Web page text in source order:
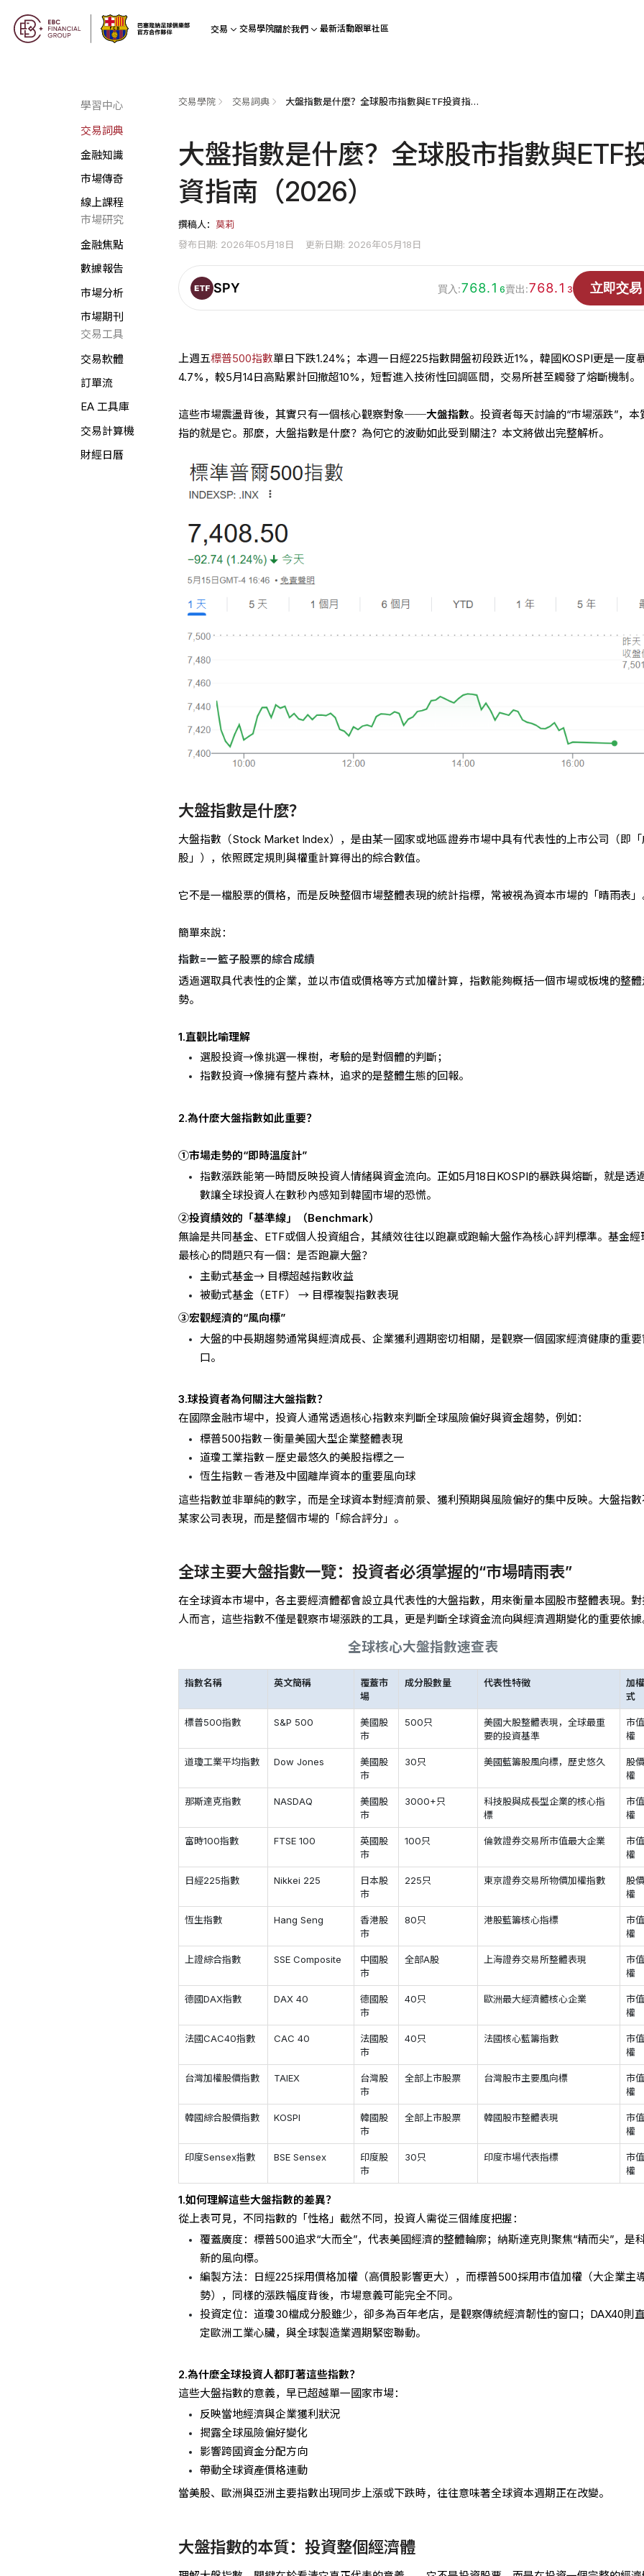
交易 交易學院關於我們 最新活動跟單社區
學習中心
交易詞典
金融知識
市場傳奇
線上課程
市場研究
金融焦點
數據報告
市場分析
市場期刊
交易工具
交易軟體
訂單流
EA 工具庫
交易計算機
財經日曆
交易學院 交易詞典 大盤指數是什麼？全球股市指數與ETF投資指南（2026）
大盤指數是什麼？全球股市指數與ETF
資指南（2026）
撰稿人：莫莉
發布日期: 2026年05月18日
更新日期: 2026年05月18日
SPY 買入:768.1 6賣出:768.1 3 立即交易
上週五標普500指數單日下跌1.24%；本週一日經225指數開盤初段跌近1%，韓國KOSPI更是一度
4.7%，較5月14日高點累計回撤超10%，短暫進入技術性回調區間，交易所甚至觸發了熔斷機制。
這些市場震盪背後，其實只有一個核心觀察對象──大盤指數。投資者每天討論的“市場漲跌”，本
指的就是它。那麼，大盤指數是什麼？為何它的波動如此受到關注？本文將做出完整解析。
大盤指數是什麼？
大盤指數（Stock Market Index），是由某一國家或地區證券市場中具有代表性的上市公司（即
股」），依照既定規則與權重計算得出的綜合數值。
它不是一檔股票的價格，而是反映整個市場整體表現的統計指標，常被視為資本市場的「晴雨表」
簡單來說：
指數=一籃子股票的綜合成績
透過選取具代表性的企業，並以市值或價格等方式加權計算，指數能夠概括一個市場或板塊的整體
勢。
1.直觀比喻理解
選股投資→像挑選一棵樹，考驗的是對個體的判斷；
指數投資→像擁有整片森林，追求的是整體生態的回報。
2.為什麼大盤指數如此重要？
①市場走勢的“即時溫度計”
指數漲跌能第一時間反映投資人情緒與資金流向。正如5月18日KOSPI的暴跌與熔斷，就是透
數讓全球投資人在數秒內感知到韓國市場的恐慌。
②投資績效的「基準線」（Benchmark）
無論是共同基金、ETF或個人投資組合，其績效往往以跑贏或跑輸大盤作為核心評判標準。基金經
最核心的問題只有一個：是否跑贏大盤？
主動式基金→ 目標超越指數收益
被動式基金（ETF） → 目標複製指數表現
③宏觀經濟的“風向標”
大盤的中長期趨勢通常與經濟成長、企業獲利週期密切相關，是觀察一個國家經濟健康的重要
口。
3.球投資者為何關注大盤指數？
在國際金融市場中，投資人通常透過核心指數來判斷全球風險偏好與資金趨勢，例如：
標普500指數－衡量美國大型企業整體表現
道瓊工業指數－歷史最悠久的美股指標之一
恆生指數－香港及中國離岸資本的重要風向球
這些指數並非單純的數字，而是全球資本對經濟前景、獲利預期與風險偏好的集中反映。大盤指數
某家公司表現，而是整個市場的「綜合評分」。
全球主要大盤指數一覽：投資者必須掌握的“市場晴雨表”
在全球資本市場中，各主要經濟體都會設立具代表性的大盤指數，用來衡量本國股市整體表現。
人而言，這些指數不僅是觀察市場漲跌的工具，更是判斷全球資金流向與經濟週期變化的重要依據
全球核心大盤指數速查表
指數名稱 英文簡稱
覆蓋市
場
成分股數量 代表性特徵
加
式
標普500指數 S&P 500
美國股
市
500只
美國大股整體表現，全球最重
要的投資基準
市
權
道瓊工業平均指數 Dow Jones
美國股
市
30只 美國藍籌股風向標，歷史悠久
股
權
那斯達克指數 NASDAQ
美國股
市
3000+只
科技股與成長型企業的核心指
標
市
權
富時100指數 FTSE 100
英國股
市
100只 倫敦證券交易所市值最大企業
市
權
日經225指數 Nikkei 225
日本股
市
225只 東京證券交易所物價加權指數
股
權
恆生指數 Hang Seng
香港股
市
80只 港股藍籌核心指標
市
權
上證綜合指數 SSE Composite
中國股
市
全部A股 上海證券交易所整體表現
市
權
德國DAX指數 DAX 40
德國股
市
40只 歐洲最大經濟體核心企業
市
權
法國CAC40指數 CAC 40
法國股
市
40只 法國核心藍籌指數
市
權
台灣加權股價指數 TAIEX
台灣股
市
全部上市股票 台灣股市主要風向標
市
權
韓國綜合股價指數 KOSPI
韓國股
市
全部上市股票 韓國股市整體表現
市
權
印度Sensex指數 BSE Sensex
印度股
市
30只 印度市場代表指標
市
權
1.如何理解這些大盤指數的差異？
從上表可見，不同指數的「性格」截然不同，投資人需從三個維度把握：
覆蓋廣度：標普500追求“大而全”，代表美國經濟的整體輪廓；納斯達克則聚焦“精而尖”，是
新的風向標。
編製方法：日經225採用價格加權（高價股影響更大），而標普500採用市值加權（大企業主
勢），同樣的漲跌幅度背後，市場意義可能完全不同。
投資定位：道瓊30檔成分股雖少，卻多為百年老店，是觀察傳統經濟韌性的窗口；DAX40則
定歐洲工業心臟，與全球製造業週期緊密聯動。
2.為什麼全球投資人都盯著這些指數？
這些大盤指數的意義，早已超越單一國家市場：
反映當地經濟與企業獲利狀況
揭露全球風險偏好變化
影響跨國資金分配方向
帶動全球資產價格連動
當美股、歐洲與亞洲主要指數出現同步上漲或下跌時，往往意味著全球資本週期正在改變。
大盤指數的本質：投資整個經濟體